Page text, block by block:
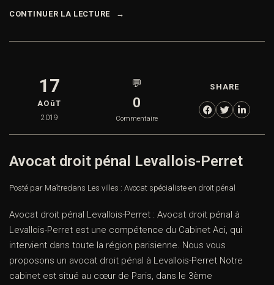
CONTINUER LA LECTURE
17
AOûT
2019
💬
0
Commentaire
SHARE
Avocat droit pénal Levallois-Perret
Posté par Maîtredans Les villes : Avocat spécialiste en droit pénal
Avocat droit pénal Levallois-Perret : Avocat droit pénal à
Levallois-Perret est une compétence du Cabinet Aci, qui
intervient dans toute la région parisienne. Nous vous
proposons un avocat droit pénal à Levallois-Perret Notre
cabinet est situé au cœur de Paris, dans le 3ème